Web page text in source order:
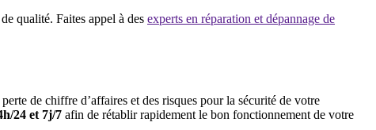
qualité. Faites appel à des experts en réparation et dépannage de
de chiffre d’affaires et des risques pour la sécurité de votre
24 et 7j/7 afin de rétablir rapidement le bon fonctionnement de votre